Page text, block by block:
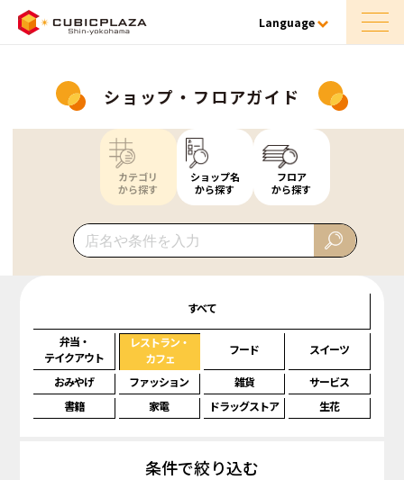
Language
ショップ・フロアガイド
カテゴリ
から探す
ショップ名
から探す
フロア
から探す
すべて
弁当・
テイクアウト
レストラン・
カフェ
フード スイーツ
おみやげ ファッション 雑貨
サービス
書籍
家電 ドラッグストア 生花
条件で絞り込む